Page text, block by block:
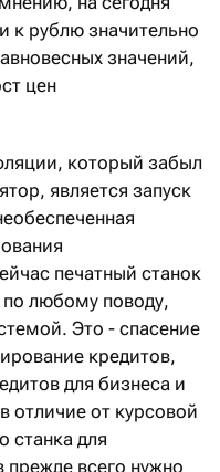
к рублю значительно
значений,
цен
который забыл
является запуск
печатный станок
по любому поводу,
Это - спасение
кредитов,
для бизнеса и
отличие от курсовой
станка для
прежде всего нужно